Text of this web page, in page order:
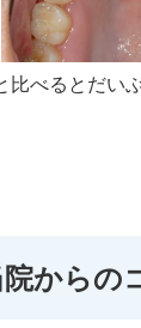
比べるとだい
からの